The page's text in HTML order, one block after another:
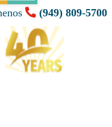
(949) 809-5700